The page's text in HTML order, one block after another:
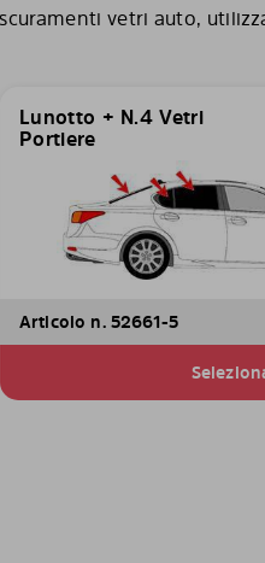
vetri auto,
Lunotto + N.4 Vetri
Portiere
Articolo n. 52661-5